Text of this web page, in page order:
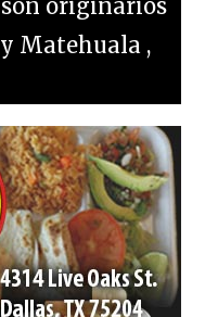
originarios
Matehuala ,